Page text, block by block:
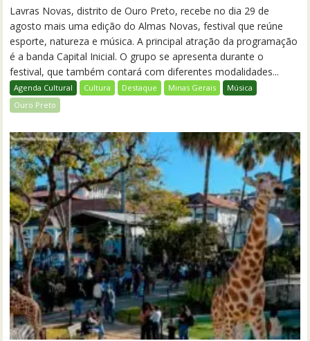
Lavras Novas, distrito de Ouro Preto, recebe no dia 29 de
agosto mais uma edição do Almas Novas, festival que reúne
esporte, natureza e música. A principal atração da programação
é a banda Capital Inicial. O grupo se apresenta durante o
festival, que também contará com diferentes modalidades...
Agenda Cultural Cultura Destaque Minas Gerais
Música
Ouro Preto